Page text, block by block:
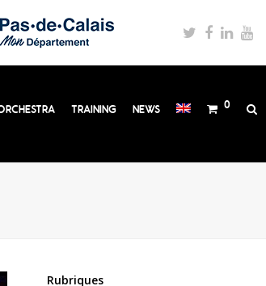
Twitter
TRAINING NEWS 0
Rubriques